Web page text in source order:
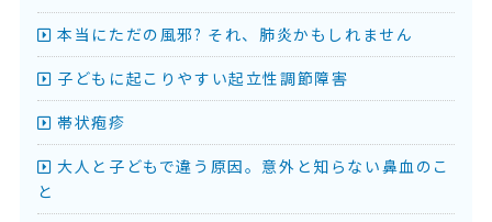
本当にただの風邪? それ、肺炎かもしれません
子どもに起こりやすい起立性調節障害
帯状疱疹
大人と子どもで違う原因。意外と知らない鼻血のこ
と